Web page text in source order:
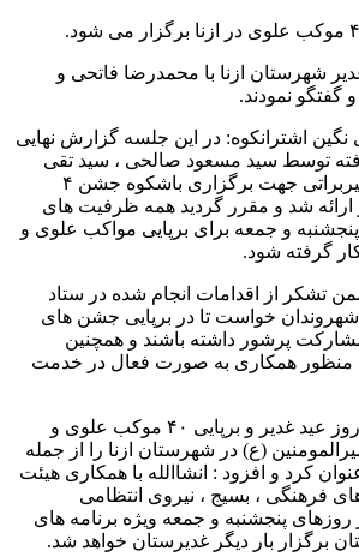
شهرستان ازنا با محمدرضا فاتحی و
گفتگو نمودند.
نگین اشترانکوه: در این جلسه گزارش نهایی
توسط سید مسعود صالحی ، سید تقی
ابوترابی و سید وحید میربراتی جهت برگزاری باشکوه جشن ۴
ارائه شد و مقرر گردید همه ظرفیت های
و جمعه برای برپایی مواکب علوی و
گرفته شود.
تشکر از اقدامات انجام شده در ستاد
خواست تا در برپایی جشن های
پرشور داشته باشند و همچنین
منظور همکاری به صورت فعال در خدمت
وی اطعام مومنین در روز عید غدیر و برپایی ۴۰ موکب علوی و
(ع) در شهرستان ازنا را از جمله
کرد و افزود : انشاالله با همکاری هیئت
فرهنگی ، بسیج ، نیروی انتظامی
روزهای پنجشنبه و جمعه ویژه برنامه های
برگزار بار دیگر غدیرستان خواهد شد.